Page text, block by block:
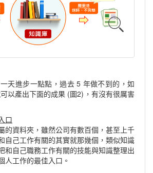
天進步一點點，過去 5 年做不到的，如
以產出下面的成果 (圖2)，有沒有很厲害
口
的資料夾，雖然公司有數百個，甚至上千
自己工作有關的其實就那幾個，類似知識
和自己職務工作有關的技能與知識整理出
人工作的最佳入口。